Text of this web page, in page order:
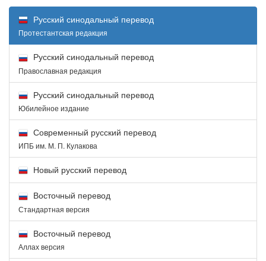
Русский синодальный перевод
Протестантская редакция
Русский синодальный перевод
Православная редакция
Русский синодальный перевод
Юбилейное издание
Современный русский перевод
ИПБ им. М. П. Кулакова
Новый русский перевод
Восточный перевод
Стандартная версия
Восточный перевод
Аллах версия